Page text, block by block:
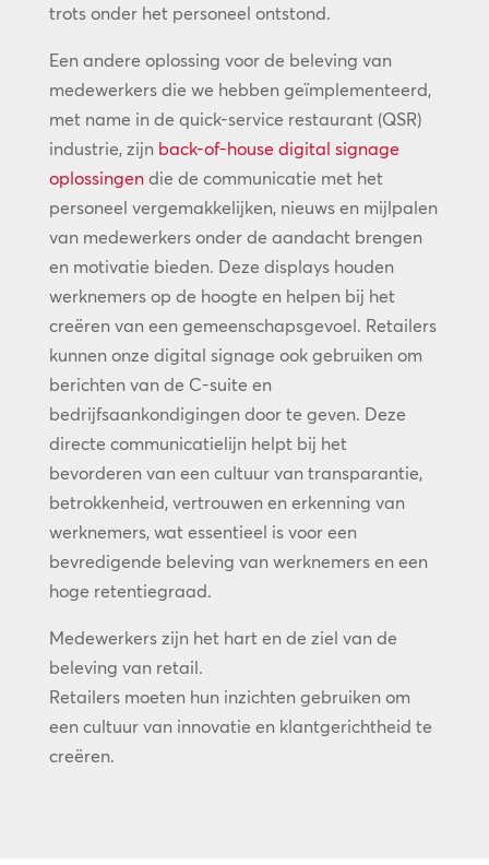
trots onder het personeel ontstond.
Een andere oplossing voor de beleving van
medewerkers die we hebben geïmplementeerd,
met name in de quick-service restaurant (QSR)
industrie, zijn back-of-house digital signage
oplossingendie de communicatie met het
personeel vergemakkelijken, nieuws en mijlpalen
van medewerkers onder de aandacht brengen
en motivatie bieden. Deze displays houden
werknemers op de hoogte en helpen bij het
creëren van een gemeenschapsgevoel. Retailers
kunnen onze digital signage ook gebruiken om
berichten van de C-suite en
bedrijfsaankondigingen door te geven. Deze
directe communicatielijn helpt bij het
bevorderen van een cultuur van transparantie,
betrokkenheid, vertrouwen en erkenning van
werknemers, wat essentieel is voor een
bevredigende beleving van werknemers en een
hoge retentiegraad.
Medewerkers zijn het hart en de ziel van de
beleving van retail.
Retailers moeten hun inzichten gebruiken om
een cultuur van innovatie en klantgerichtheid te
creëren.